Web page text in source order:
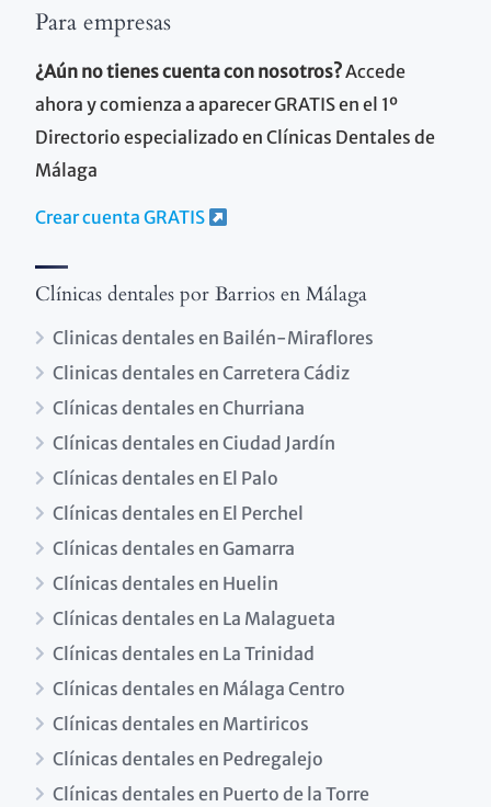
Para empresas
¿Aún no tienes cuenta con nosotros?Accede
ahora y comienza a aparecer GRATIS en el 1º
Directorio especializado en Clínicas Dentales de
Málaga
Crear cuenta GRATIS
Clínicas dentales por Barrios en Málaga
Clinicas dentales en Bailén-Miraflores
Clinicas dentales en Carretera Cádiz
Clínicas dentales en Churriana
Clínicas dentales en Ciudad Jardín
Clínicas dentales en El Palo
Clínicas dentales en El Perchel
Clínicas dentales en Gamarra
Clínicas dentales en Huelin
Clínicas dentales en La Malagueta
Clínicas dentales en La Trinidad
Clínicas dentales en Málaga Centro
Clínicas dentales en Martiricos
Clínicas dentales en Pedregalejo
Clínicas dentales en Puerto de la Torre